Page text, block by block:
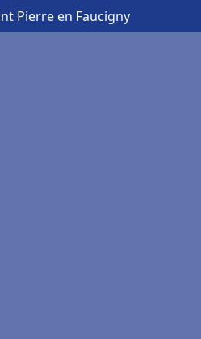
Pierre en Faucigny